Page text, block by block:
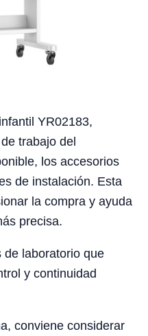
YR02183,
trabajo del
los accesorios
de instalación. Esta
la compra y ayuda
precisa.
de laboratorio que
y continuidad
conviene considerar